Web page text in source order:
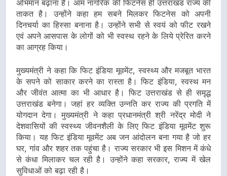
अभिमान बढ़ाना है। आम नागरिक की फिटनेस ही उत्तराखंड राज्य की
ताकत है। उन्होंने कहा हम सबने मिलकर फिटनेस को अपनी
दिनचर्या का हिस्सा बनाना है। उन्होंने सभी से स्वयं को फीट रखने
एवं अपने आसपास के लोगों को भी स्वस्थ रहने के लिये प्रेरित करने
का आग्रह किया।
मुख्यमंत्री ने कहा कि फिट इंडिया मूवमेंट, स्वस्थ्य और मजबूत भारत
के सपने को साकार करने का रास्ता है। फिट इंडिया, स्वस्थ मन
और जीवंत आत्मा का भी आधार है। फिट उत्तराखंड से ही समृद्ध
उत्तराखंड बनेगा। जहां हर व्यक्ति उन्नति कर राज्य की प्रगति में
योगदान देगा। मुख्यमंत्री ने कहा प्रधानमंत्री श्री नरेंद्र मोदी ने
देशवासियों की स्वस्थ्य जीवनशैली के लिए फिट इंडिया मूवमेंट शुरू
किया। यह फिट इंडिया मूवमेंट अब जन आंदोलन बना गया है जो हर
घर, गांव और शहर तक पहुंचा है। राज्य सरकार भी इस मिशन में कंधे
से कंधा मिलाकर चल रही है। उन्होंने कहा सरकार, राज्य में खेल
सुविधाओं को बढ़ा रही है।